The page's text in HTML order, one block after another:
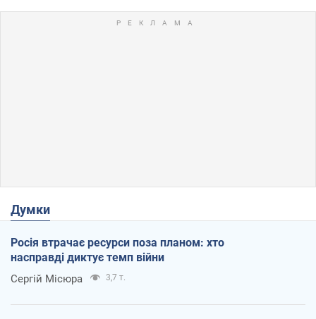
Думки
Росія втрачає ресурси поза планом: хто
насправді диктує темп війни
Сергій Місюра 3,7 т.